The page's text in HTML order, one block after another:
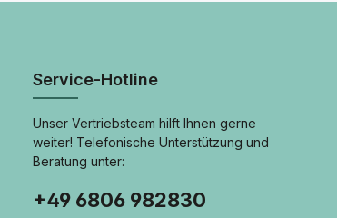
Service-Hotline
Unser Vertriebsteam hilft Ihnen gerne
weiter! Telefonische Unterstützung und
Beratung unter:
+49 6806 982830